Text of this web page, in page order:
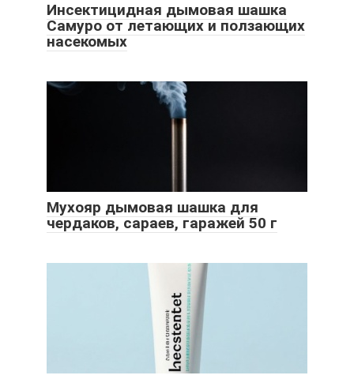
Инсектицидная дымовая шашка
Самуро от летающих и ползающих
насекомых
Мухояр дымовая шашка для
чердаков, сараев, гаражей 50 г